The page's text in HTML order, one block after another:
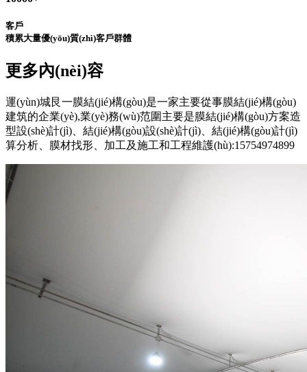
客戶
積累大量優(yōu)質(zhì)客戶群體
更多內(nèi)容
運(yùn)城艮一膜結(jié)構(gòu)是一家主要從事膜結(jié)構(gòu)
建筑的企業(yè),業(yè)務(wù)范圍主要是膜結(jié)構(gòu)方案造
型設(shè)計(jì)、結(jié)構(gòu)設(shè)計(jì)、結(jié)構(gòu)計(jì)
算分析、膜材找形、加工及施工和工程維護(hù):15754974899